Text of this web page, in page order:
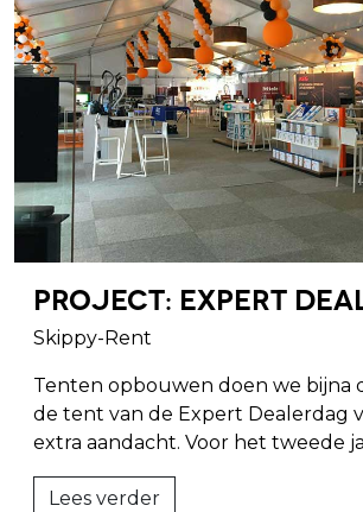
Project: Expert
Skippy-Rent
Tenten opbouwen doen we bijna
de tent van de Expert Dealerdag
extra aandacht. Voor het tweede
Lees verder